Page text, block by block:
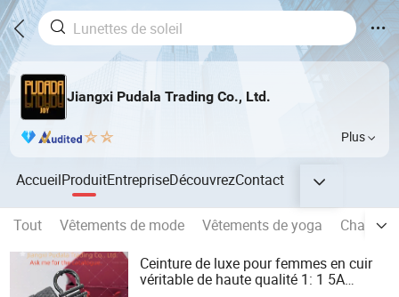
Jiangxi Pudala Trading Co., Ltd.
Plus
AccueilProduitEntrepriseDécouvrezContact
Tout Vêtements de mode Vêtements de yoga
Ceinture de luxe pour femmes en cuir
véritable de haute qualité 1: 1 5A